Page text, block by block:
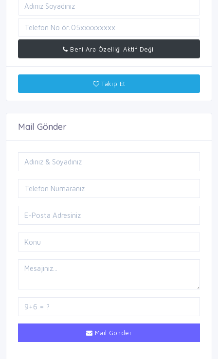
Beni Ara Özelliği Aktif Değil
Takip Et
Mail Gönder
Mail Gönder